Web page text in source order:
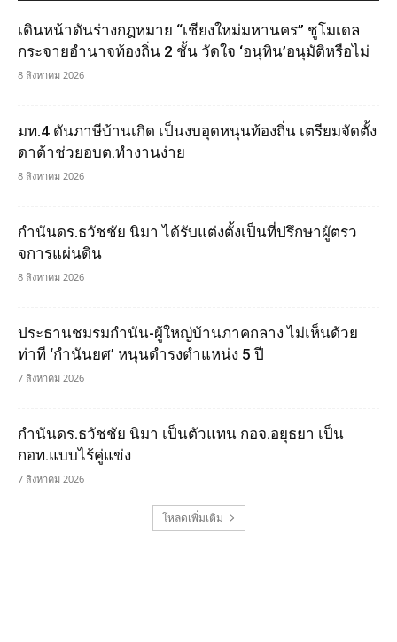
เดินหน้าดันร่างกฎหมาย “เชียงใหม่มหานคร” ชูโมเดล
กระจายอำนาจท้องถิ่น 2 ชั้น วัดใจ ‘อนุทิน’อนุมัติหรือไม่
8 สิงหาคม 2026
มท.4 ดันภาษีบ้านเกิด เป็นงบอุดหนุนท้องถิ่น เตรียมจัดตั้ง
ดาต้าช่วยอบต.ทำงานง่าย
8 สิงหาคม 2026
กำนันดร.ธวัชชัย นิมา ได้รับแต่งตั้งเป็นที่ปรึกษาผูัตรว
จการแผ่นดิน
8 สิงหาคม 2026
ประธานชมรมกำนัน-ผู้ใหญ่บ้านภาคกลาง ไม่เห็นด้วย
ท่าที ‘กำนันยศ’ หนุนดำรงตำแหน่ง 5 ปี
7 สิงหาคม 2026
กำนันดร.ธวัชชัย นิมา เป็นตัวแทน กอจ.อยุธยา เป็น
กอท.แบบไร้คู่แข่ง
7 สิงหาคม 2026
โหลดเพิ่มเติม